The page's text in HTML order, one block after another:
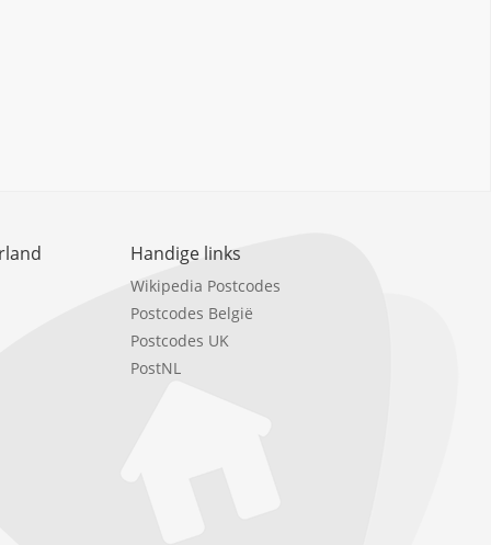
Handige links
Wikipedia Postcodes
Postcodes België
Postcodes UK
PostNL